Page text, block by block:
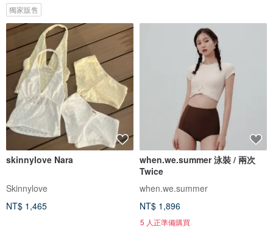
獨家販售
skinnylove Nara
Skinnylove
NT$ 1,465
when.we.summer 泳裝 / 兩次
Twice
when.we.summer
NT$ 1,896
5 人正準備購買